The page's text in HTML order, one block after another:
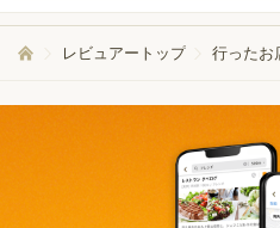
レビュアートップ 行ったお